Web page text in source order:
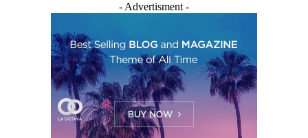
- Advertisment -